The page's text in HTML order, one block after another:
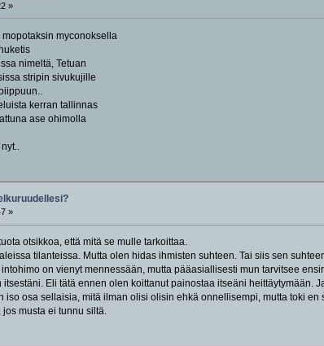
»
myconoksella
nimeltä, Tetuan
stripin sivukujille
kerran tallinnas
ase ohimolla
»
otsikkoa, että mitä se mulle tarkoittaa.
tilanteissa. Mutta olen hidas ihmisten suhteen. Tai siis sen
on vienyt mennessään, mutta pääasiallisesti mun tarvitsee
itsestäni. Eli tätä ennen olen koittanut painostaa itseäni heittäytymään.
iso osa sellaisia, mitä ilman olisi olisin ehkä onnellisempi, mutta toki
musta ei tunnu siltä.